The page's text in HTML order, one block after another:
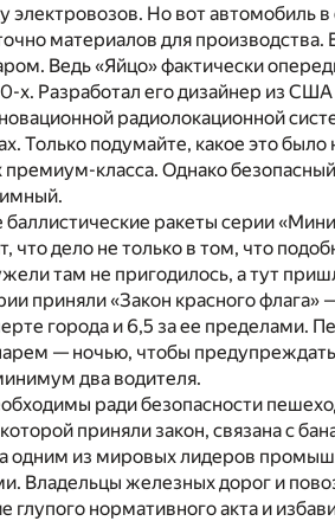
Но вот автомобиль
материалов для
Ведь «Яйцо» фактически
х. Разработал его дизайнер из
радиолокационной
Только подумайте, какое это
премиум-класса. Однако
ракеты серии
что дело не только в том, что
там не пригодилось, а тут
приняли «Закон красного
города и 6,5 за ее пределами.
— ночью, чтобы
два водителя.
ради безопасности
приняли закон, связана с
одним из мировых лидеров
Владельцы железных дорог и
нормативного акта и